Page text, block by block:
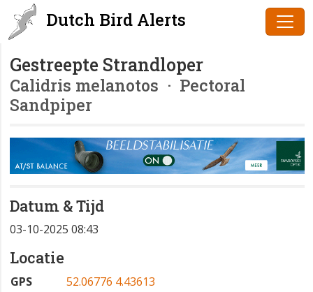
Dutch Bird Alerts
Gestreepte Strandloper
Calidris melanotos · Pectoral
Sandpiper
Datum & Tijd
03-10-2025 08:43
Locatie
GPS
52.06776 4.43613